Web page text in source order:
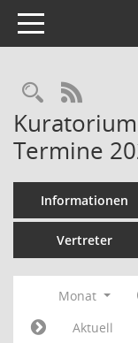
Toggle navigation
RSS-
Termine
Informationen
Vertreter
Monat
Aktuell